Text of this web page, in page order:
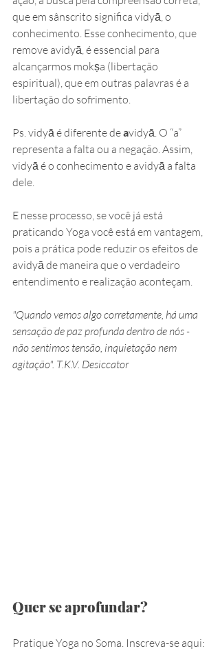
que em sânscrito significa vidyā, o
conhecimento. Esse conhecimento, que
remove avidyā, é essencial para
alcançarmos mokṣa (libertação
espiritual), que em outras palavras é a
libertação do sofrimento.
Ps. vidyā é diferente de avidyā. O “a”
representa a falta ou a negação. Assim,
vidyā é o conhecimento e avidyā a falta
dele.
E nesse processo, se você já está
praticando Yoga você está em vantagem,
pois a prática pode reduzir os efeitos de
avidyā de maneira que o verdadeiro
entendimento e realização aconteçam.
"Quando vemos algo corretamente, há uma
sensação de paz profunda dentro de nós -
não sentimos tensão, inquietação nem
agitação". T.K.V. Desiccator
Quer se aprofundar?
Pratique Yoga no Soma. Inscreva-se aqui: